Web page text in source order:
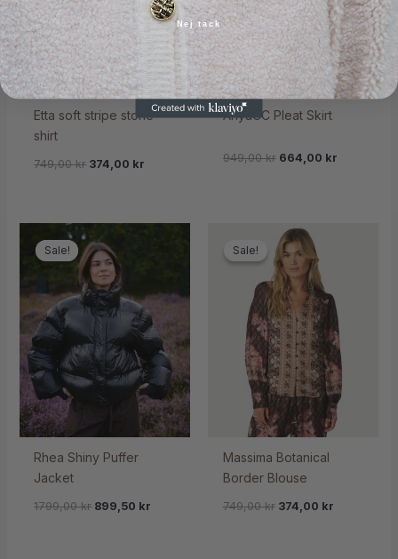
Etta soft stripe stone
shirt
749,00kr 374,00 kr
AnyaCC Pleat Skirt
949,00kr 664,00 kr
Sale!
Sale!
Rhea Shiny Puffer
Jacket
1799,00kr 899,50 kr
Sale!
Sale!
Massima Botanical
Border Blouse
749,00kr 374,00 kr
Nej tack